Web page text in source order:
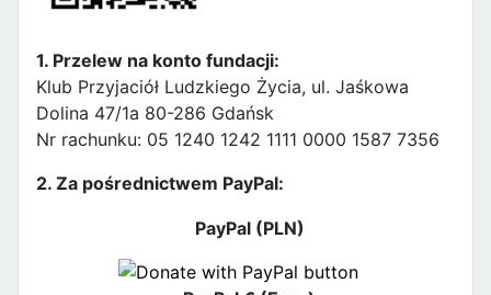
1. Przelew na konto fundacji:
Klub Przyjaciół Ludzkiego Życia, ul. Jaśkowa
Dolina 47/1a 80-286 Gdańsk
Nr rachunku: 05 1240 1242 1111 0000 1587 7356
2. Za pośrednictwem PayPal:
PayPal (PLN)